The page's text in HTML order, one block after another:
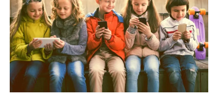
gran
negocio
de
fabricar
y
descartar
vidas